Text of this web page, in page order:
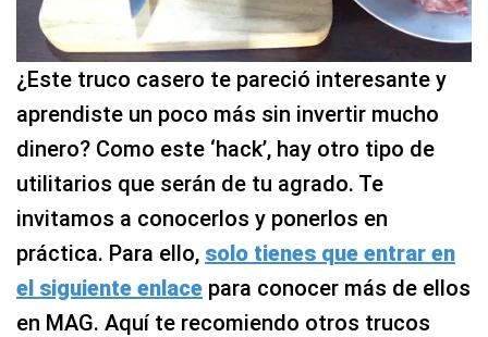
¿Este truco casero te pareció interesante y
aprendiste un poco más sin invertir mucho
dinero? Como este ‘hack’, hay otro tipo de
utilitarios que serán de tu agrado. Te
invitamos a conocerlos y ponerlos en
práctica. Para ello, solo tienes que entrar en
el siguiente enlace para conocer más de ellos
en MAG. Aquí te recomiendo otros trucos